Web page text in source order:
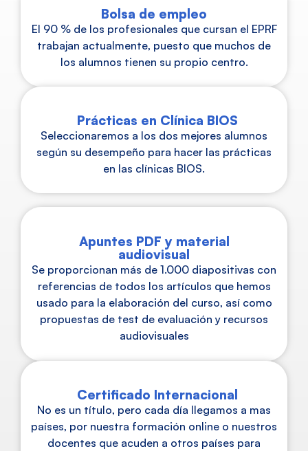
Bolsa de empleo
El 90 % de los profesionales que cursan el EPRF
trabajan actualmente, puesto que muchos de
los alumnos tienen su propio centro.
Prácticas en Clínica BIOS
Seleccionaremos a los dos mejores alumnos
según su desempeño para hacer las prácticas
en las clínicas BIOS.
Apuntes PDF y material
audiovisual
Se proporcionan más de 1.000 diapositivas con
referencias de todos los artículos que hemos
usado para la elaboración del curso, así como
propuestas de test de evaluación y recursos
audiovisuales
Certificado Internacional​
No es un título, pero cada día llegamos a mas
países, por nuestra formación online o nuestros
docentes que acuden a otros países para